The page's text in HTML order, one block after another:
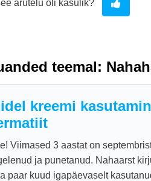
arutelu oli kasulik?
teemal:
kreemi
Viimased 3 aastat on
ja punetanud. Nahaarst
paar kuud igapäevaselt